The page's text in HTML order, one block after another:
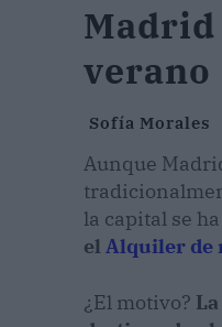
verano
Sofía Morales
Aunque
la capital se
el Alquiler de
¿El motivo?